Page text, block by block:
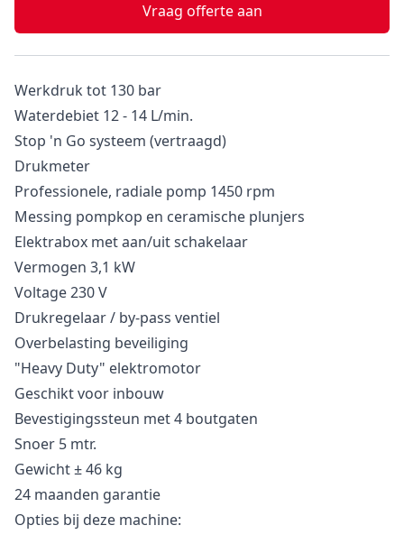
Vraag offerte aan
Werkdruk tot 130 bar
Waterdebiet 12 - 14 L/min.
Stop 'n Go systeem (vertraagd)
Drukmeter
Professionele, radiale pomp 1450 rpm
Messing pompkop en ceramische plunjers
Elektrabox met aan/uit schakelaar
Vermogen 3,1 kW
Voltage 230 V
Drukregelaar / by-pass ventiel
Overbelasting beveiliging
"Heavy Duty" elektromotor
Geschikt voor inbouw
Bevestigingssteun met 4 boutgaten
Snoer 5 mtr.
Gewicht ± 46 kg
24 maanden garantie
Opties bij deze machine: